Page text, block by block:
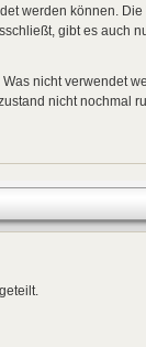
werden können.
gibt es auch
nicht verwendet
nicht nochmal